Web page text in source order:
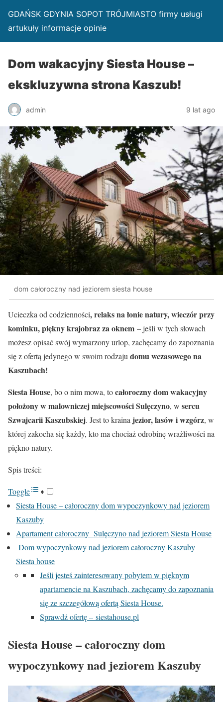
GDAŃSK GDYNIA SOPOT TRÓJMIASTO firmy usługi
artukuły informacje opinie
Dom wakacyjny Siesta House –
ekskluzywna strona Kaszub!
admin 9 lat ago
dom całoroczny nad jeziorem siesta house
Ucieczka od codzienności, relaks na łonie natury, wieczór przy
kominku, piękny krajobraz za oknem – jeśli w tych słowach
możesz opisać swój wymarzony urlop, zachęcamy do zapoznania
się z ofertą jedynego w swoim rodzajudomu wczasowego na
Kaszubach!
Siesta House, bo o nim mowa, tocałoroczny dom wakacyjny
położony w malowniczej miejscowości Sulęczyno, w sercu
Szwajcarii Kaszubskiej. Jest to kraina jezior, lasów i wzgórz, w
której zakocha się każdy, kto ma chociaż odrobinę wrażliwości na
piękno natury.
Spis treści:
Toggle
Siesta House – całoroczny dom wypoczynkowy nad jeziorem
Kaszuby
Apartament całoroczny Sulęczyno nad jeziorem Siesta House
Dom wypoczynkowy nad jeziorem całoroczny Kaszuby
Siesta house
Jeśli jesteś zainteresowany pobytem w pięknym
apartamencie na Kaszubach, zachęcamy do zapoznania
się ze szczegółową ofertą Siesta House.
Sprawdź ofertę – siestahouse.pl
Siesta House – całoroczny dom
wypoczynkowy nad jeziorem Kaszuby